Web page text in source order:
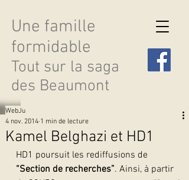
Une famille
formidable
Tout sur la saga
des Beaumont
Découvrir les saisons
Kamel Belghazi et HD1
WebJu
4 nov. 2014 1 min de lecture
HD1 poursuit les rediffusions de
“Section de recherches”. Ainsi, à partir